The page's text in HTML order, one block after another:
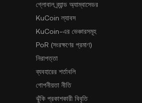
গ্লোবাল ব্র্যান্ড অ্যাম্বাসেডর
KuCoin ল্যাবস
KuCoin-এর ভেঞ্চারসমূহ
PoR (সংরক্ষণের প্রমাণ)
নিরাপত্তা
ব্যবহারের শর্তাবলি
গোপনীয়তা নীতি
ঝুঁকি প্রকাশকারী বিবৃতি